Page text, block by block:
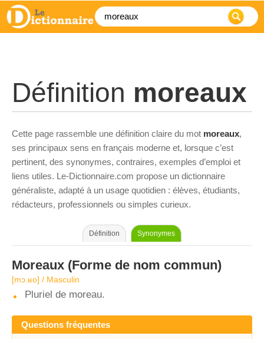
Définition moreaux
Cette page rassemble une définition claire du mot moreaux,
ses principaux sens en français moderne et, lorsque c’est
pertinent, des synonymes, contraires, exemples d’emploi et
liens utiles. Le-Dictionnaire.com propose un dictionnaire
généraliste, adapté à un usage quotidien : élèves, étudiants,
rédacteurs, professionnels ou simples curieux.
Définition Synonymes
Moreaux (Forme de nom commun)
[mɔ.ʁo] / Masculin
Pluriel de moreau.
Questions fréquentes